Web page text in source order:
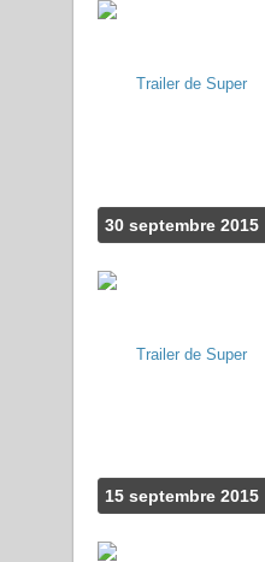
30 septembre 2015
15 septembre 2015